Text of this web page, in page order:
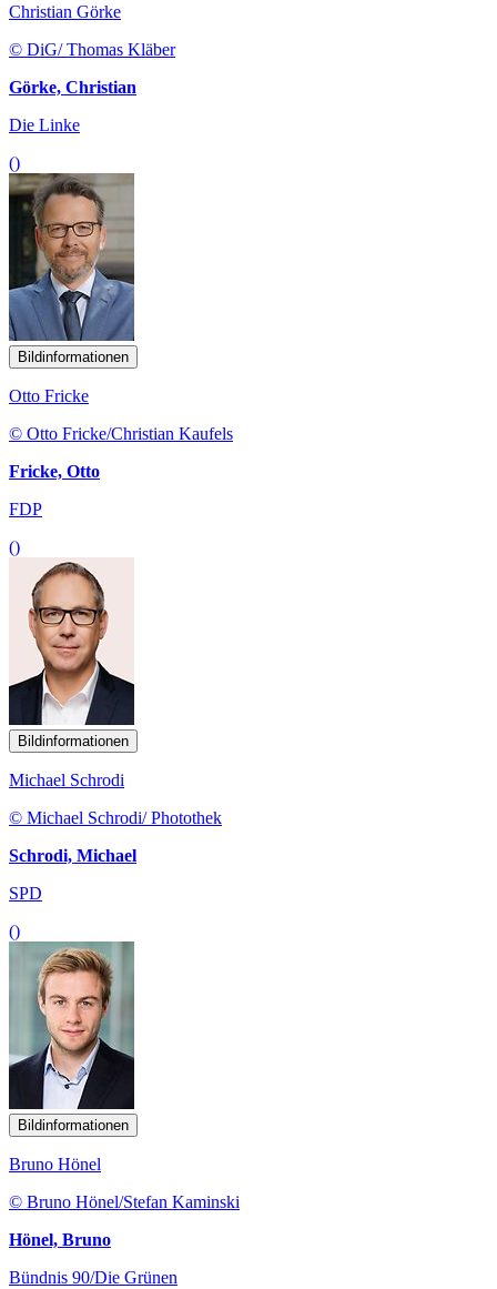
Christian Görke
© DiG/ Thomas Kläber
Görke, Christian
Die Linke
()
Bildinformationen
Otto Fricke
© Otto Fricke/Christian Kaufels
Fricke, Otto
FDP
()
Bildinformationen
Michael Schrodi
© Michael Schrodi/ Photothek
Schrodi, Michael
SPD
()
Bildinformationen
Bruno Hönel
© Bruno Hönel/Stefan Kaminski
Hönel, Bruno
Bündnis 90/Die Grünen